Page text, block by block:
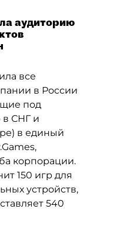
аудиторию
все
в России
под
в СНГ и
в единый
корпорации.
150 игр для
устройств,
540